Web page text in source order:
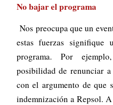
No bajar el programa
Nos preocupa que un
estas fuerzas signifique
programa. Por
posibilidad de renunciar
con el argumento de que
indemnización a Repsol.